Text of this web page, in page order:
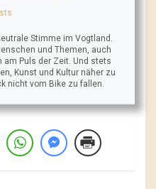
Stimme im Vogtland.
und Themen, auch
am Puls der Zeit. Und stets
Kunst und Kultur näher zu
nicht vom Bike zu fallen.